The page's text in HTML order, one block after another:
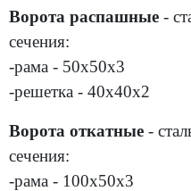
Ворота распашные -
сечения:
-рама - 50х50х3
-решетка - 40х40х2
Ворота откатные -
сечения:
-рама - 100х50х3